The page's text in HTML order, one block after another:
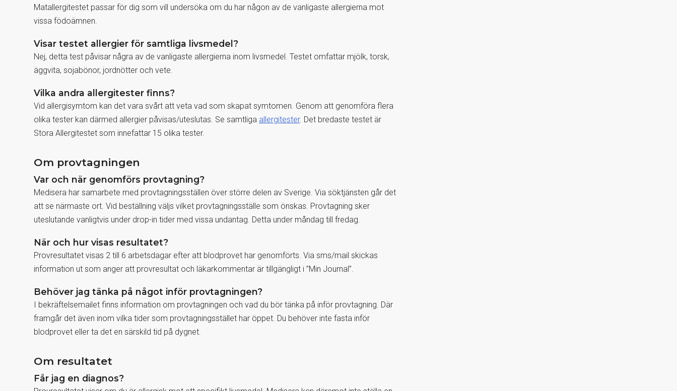
Matallergitestet passar för dig som vill undersöka om du har någon av de vanligaste allergierna mot
vissa födoämnen.
Visar testet allergier för samtliga livsmedel?
Nej, detta test påvisar några av de vanligaste allergierna inom livsmedel. Testet omfattar mjölk, torsk,
äggvita, sojabönor, jordnötter och vete.
Vilka andra allergitester finns?
Vid allergisymtom kan det vara svårt att veta vad som skapat symtomen. Genom att genomföra flera
olika tester kan därmed allergier påvisas/uteslutas. Se samtliga allergitester. Det bredaste testet är
Stora Allergitestet som innefattar 15 olika tester.
Om provtagningen
Var och när genomförs provtagning?
Medisera har samarbete med provtagningsställen över större delen av Sverige. Via söktjänsten går det
att se närmaste ort. Vid beställning väljs vilket provtagningsställe som önskas. Provtagning sker
uteslutande vanligtvis under drop-in tider med vissa undantag. Detta under måndag till fredag.
När och hur visas resultatet?
Provresultatet visas 2 till 6 arbetsdagar efter att blodprovet har genomförts. Via sms/mail skickas
information ut som anger att provresultat och läkarkommentar är tillgängligt i ”Min Journal”.
Behöver jag tänka på något inför provtagningen?
I bekräftelsemailet finns information om provtagningen och vad du bör tänka på inför provtagning. Där
framgår det även inom vilka tider som provtagningsstället har öppet. Du behöver inte fasta inför
blodprovet eller ta det en särskild tid på dygnet.
Om resultatet
Får jag en diagnos?